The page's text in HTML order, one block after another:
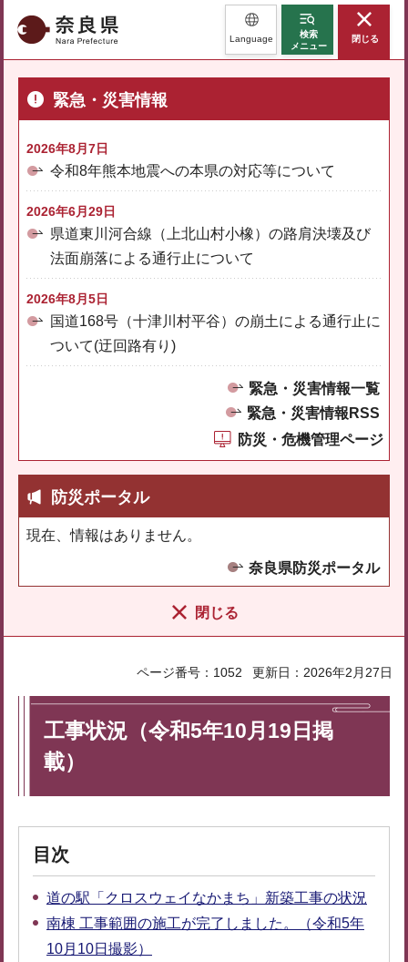
奈良県 Language
検索
メニュー
閉じる
緊急・災害情報
2026年8月7日
令和8年熊本地震への本県の対応等について
2026年6月29日
県道東川河合線（上北山村小橡）の路肩決壊及び
法面崩落による通行止について
2026年8月5日
国道168号（十津川村平谷）の崩土による通行止に
ついて(迂回路有り)
緊急・災害情報一覧
緊急・災害情報RSS
防災・危機管理ページ
防災ポータル
現在、情報はありません。
奈良県防災ポータル
閉じる
ページ番号：1052 更新日：2026年2月27日
工事状況（令和5年10月19日掲
載）
目次
道の駅「クロスウェイなかまち」新築工事の状況
南棟 工事範囲の施工が完了しました。（令和5年
10月10日撮影）